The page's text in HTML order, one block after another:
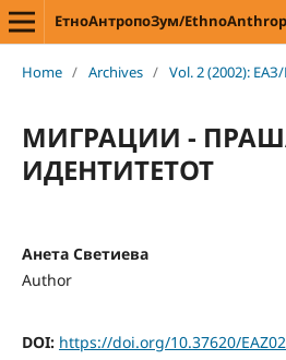
ЕтноАнтропоЗум/
Home / Archives / Vol. 2 (2002): ЕАЗ/
МИГРАЦИИ -
ИДЕНТИТЕТОТ
Анета Светиева
Author
DOI: https://doi.org/10.37620/